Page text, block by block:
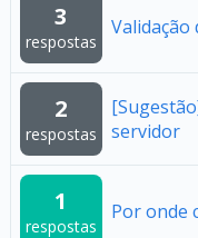
3
respostas
Validação
2
respostas
servidor
1
respostas
Por onde